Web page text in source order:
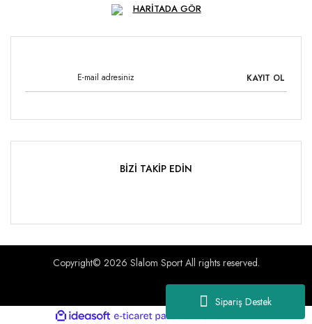
Sipariş Destek
HARİTADA GÖR
KAYIT OL
BİZİ TAKİP EDİN
Copyright© 2026 Slalom Sport All rights reserved.
ideasoft